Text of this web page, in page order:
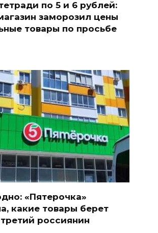
по 5 и 6 рублей:
заморозил цены
товары по просьбе
«Пятерочка»
какие товары берет
россиянин